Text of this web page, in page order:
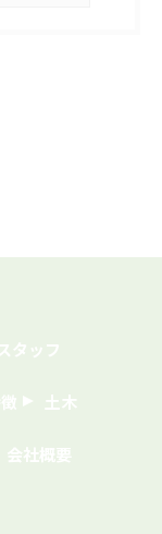
スタッフ
土木
会社概要